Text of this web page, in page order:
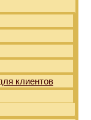
клиентов